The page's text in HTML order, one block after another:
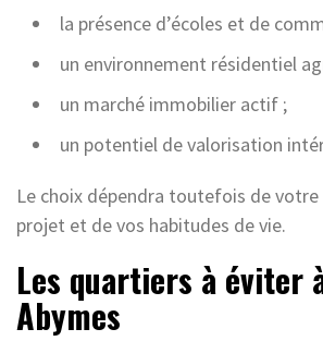
la présence d’écoles et de
un environnement résidentiel
un marché immobilier actif ;
un potentiel de valorisation
Le choix dépendra toutefois de
projet et de vos habitudes de vie.
Les quartiers à éviter
Abymes